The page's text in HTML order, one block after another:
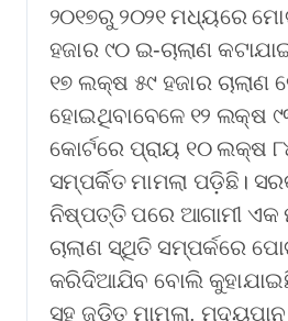
୨୦୧୭ରୁ ୨୦୨୧ ମଧ୍ୟରେ
ହଜାର ୯୦ ଇ-ଚାଲାଣ
୧୭ ଲକ୍ଷ ୫୯ ହଜାର
ହୋଇଥିବାବେଳେ ୧୨ ଲକ୍ଷ
କୋର୍ଟରେ ପ୍ରାୟ ୧୦ ଲକ୍ଷ
ସମ୍ପର୍କିତ ମାମଲା ପଡ଼ିଛି।
ନିଷ୍ପତ୍ତି ପରେ ଆଗାମୀ ଏକ
ଚାଲାଣ ସ୍ଥିତି ସମ୍ପର୍କରେ
କରିଦିଆଯିବ ବୋଲି
ସହ ଜଡ଼ିତ ମାମଲା, ମଦ୍ୟପାନ